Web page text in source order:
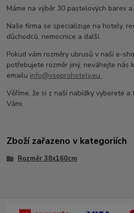
Máme na výběr 30 pastelových barev
Naše firma se specializuje na hotely,
důchodců, nemocnice a další.
Pokud vám rozměry ubrusů v naší e-
potřebujete rozměr jiný, neváhejte nás
emailu info@vseprohotely.eu
Věříme, že si z naší nabídky vyberete
Vámi.
Zboží zařazeno v kategoriích
Rozměr 38x160cm